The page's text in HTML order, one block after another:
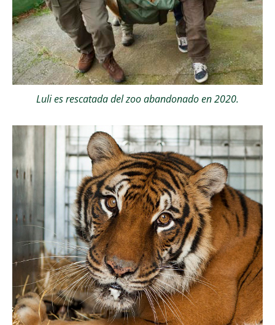
Luli es rescatada del zoo abandonado en 2020.